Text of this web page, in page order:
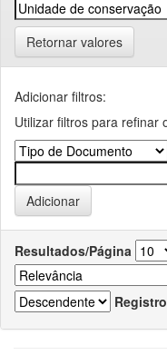
Retornar valores
Adicionar filtros:
Utilizar filtros para refinar
Resultados/Página